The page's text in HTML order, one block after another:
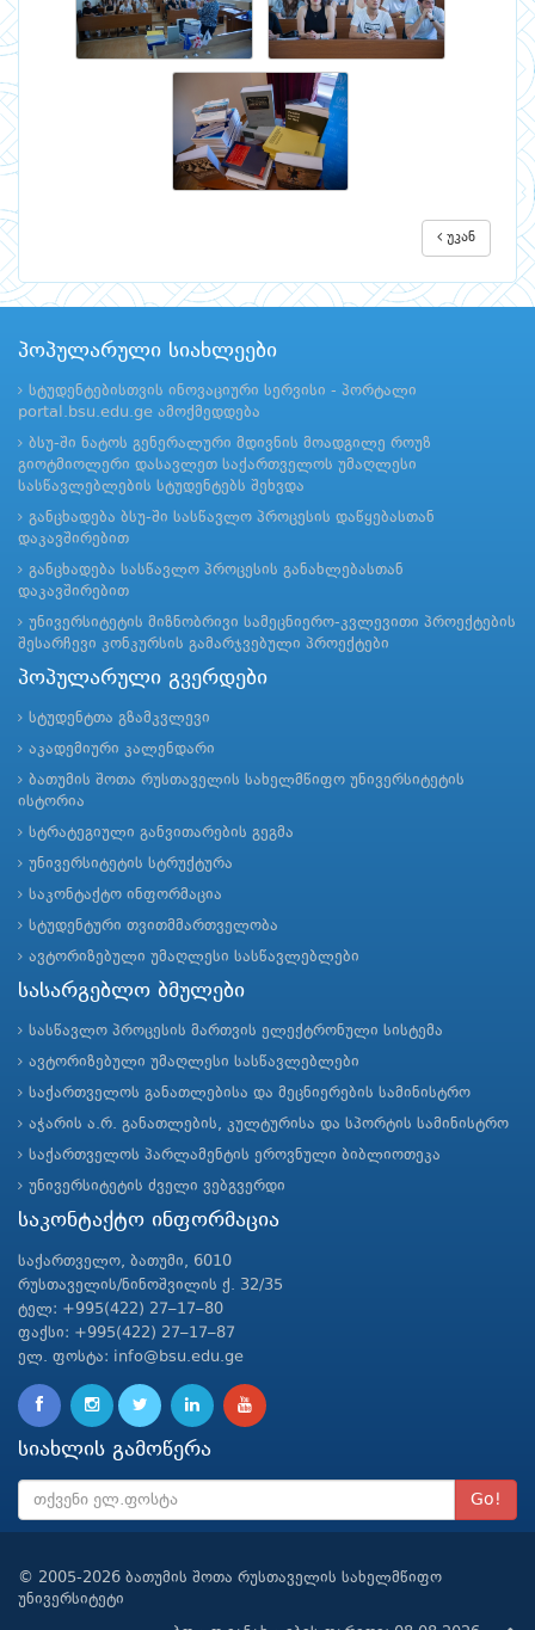
უკან
პოპულარული სიახლეები
სტუდენტებისთვის ინოვაციური სერვისი - პორტალი
portal.bsu.edu.ge ამოქმედდება
ბსუ-ში ნატოს გენერალური მდივნის მოადგილე როუზ
გიოტმიოლერი დასავლეთ საქართველოს უმაღლესი
სასწავლებლების სტუდენტებს შეხვდა
განცხადება ბსუ-ში სასწავლო პროცესის დაწყებასთან
დაკავშირებით
განცხადება სასწავლო პროცესის განახლებასთან
დაკავშირებით
უნივერსიტეტის მიზნობრივი სამეცნიერო-კვლევითი პროექტების
შესარჩევი კონკურსის გამარჯვებული პროექტები
პოპულარული გვერდები
სტუდენტთა გზამკვლევი
აკადემიური კალენდარი
ბათუმის შოთა რუსთაველის სახელმწიფო უნივერსიტეტის
ისტორია
სტრატეგიული განვითარების გეგმა
უნივერსიტეტის სტრუქტურა
საკონტაქტო ინფორმაცია
სტუდენტური თვითმმართველობა
ავტორიზებული უმაღლესი სასწავლებლები
სასარგებლო ბმულები
სასწავლო პროცესის მართვის ელექტრონული სისტემა
ავტორიზებული უმაღლესი სასწავლებლები
საქართველოს განათლებისა და მეცნიერების სამინისტრო
აჭარის ა.რ. განათლების, კულტურისა და სპორტის სამინისტრო
საქართველოს პარლამენტის ეროვნული ბიბლიოთეკა
უნივერსიტეტის ძველი ვებგვერდი
საკონტაქტო ინფორმაცია
საქართველო, ბათუმი, 6010
რუსთაველის/ნინოშვილის ქ. 32/35
ტელ: +995(422) 27–17–80
ფაქსი: +995(422) 27–17–87
ელ. ფოსტა: info@bsu.edu.ge
სიახლის გამოწერა
Go!
© 2005-2026 ბათუმის შოთა რუსთაველის სახელმწიფო
უნივერსიტეტი